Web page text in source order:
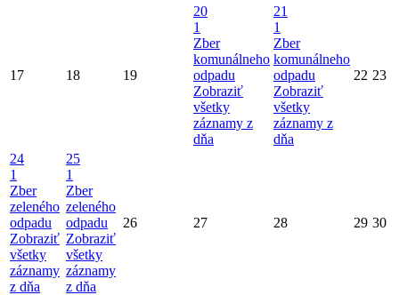
17 18 19
20
1
Zber
komunálneho
odpadu
Zobraziť
všetky
záznamy z
dňa
21
1
Zber
komunálneho
odpadu
Zobraziť
všetky
záznamy z
dňa
22 23
24
1
Zber
zeleného
odpadu
Zobraziť
všetky
záznamy
z dňa
25
1
Zber
zeleného
odpadu
Zobraziť
všetky
záznamy
z dňa
26 27 28 29 30